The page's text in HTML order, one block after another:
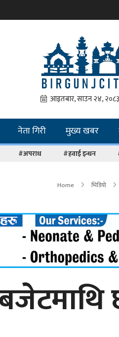
नेता गिरी मुख्य खबर
#अपराध #हवाई इन्धन
Home भिडियो